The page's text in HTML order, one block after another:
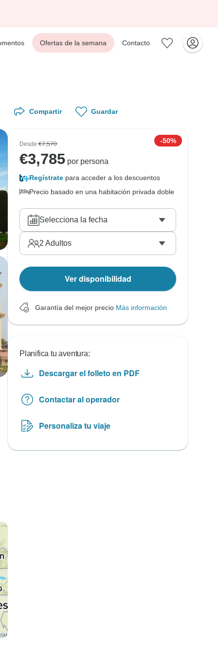
Ofertas de la semana Contacto
Compartir Guardar
Desde€7,570 -50%
€3,785 por persona
Regístrate para acceder a los descuentos
Precio basado en una habitación privada doble
Selecciona la fecha
2 Adultos
Ver disponibilidad
Garantía del mejor precio Más información
Planifica tu aventura:
Descargar el folleto en PDF
Contactar al operador
Personaliza tu viaje